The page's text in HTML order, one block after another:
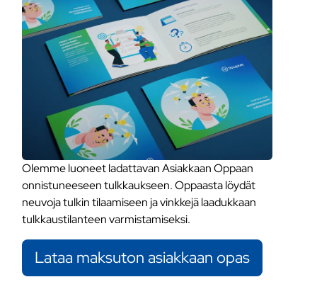
Olemme luoneet ladattavan Asiakkaan Oppaan
onnistuneeseen tulkkaukseen. Oppaasta löydät
neuvoja tulkin tilaamiseen ja vinkkejä laadukkaan
tulkkaustilanteen varmistamiseksi.
Lataa maksuton asiakkaan opas